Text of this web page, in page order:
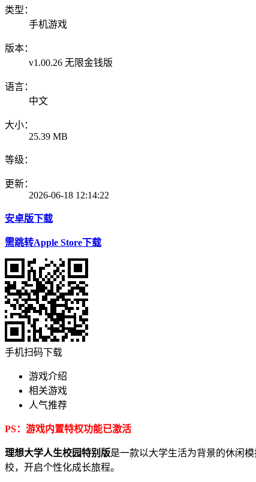
类型：
手机游戏
版本：
v1.00.26 无限金钱版
语言：
中文
大小：
25.39 MB
等级：
更新：
2026-06-18 12:14:22
安卓版下载
需跳转Apple Store下载
手机扫码下载
游戏介绍
相关游戏
人气推荐
PS：游戏内置特权功能已激活
理想大学人生校园特别版是一款以大学生活为背景的休闲
校，开启个性化成长旅程。